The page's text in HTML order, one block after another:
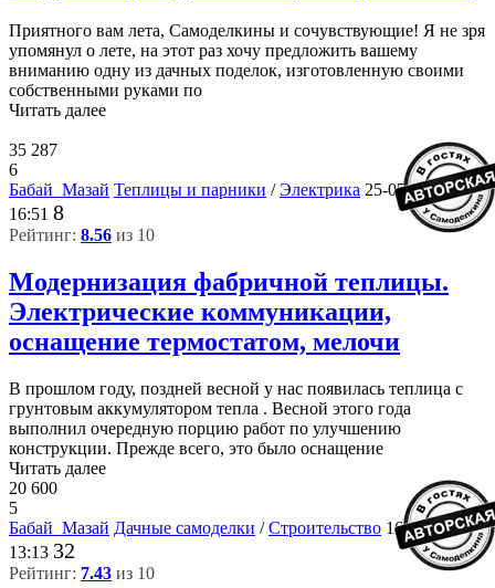
Приятного вам лета, Самоделкины и сочувствующие! Я не зря
упомянул о лете, на этот раз хочу предложить вашему
вниманию одну из дачных поделок, изготовленную своими
собственными руками по
Читать далее
35 287
6
Бабай_Мазай Теплицы и парники /Электрика 25-05-2018,
16:51 8
Рейтинг: 8.56 из 10
Модернизация фабричной теплицы.
Электрические коммуникации,
оснащение термостатом, мелочи
В прошлом году, поздней весной у нас появилась теплица с
грунтовым аккумулятором тепла . Весной этого года
выполнил очередную порцию работ по улучшению
конструкции. Прежде всего, это было оснащение
Читать далее
20 600
5
Бабай_Мазай Дачные самоделки /Строительство 16-05-2018,
13:13 32
Рейтинг: 7.43 из 10